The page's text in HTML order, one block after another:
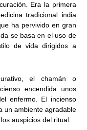
Era la primera
tradicional india
ha pervivido en gran
se basa en el uso de
de vida dirigidos a
el chamán o
encendida unos
enfermo. El incienso
un ambiente agradable
auspicios del ritual.